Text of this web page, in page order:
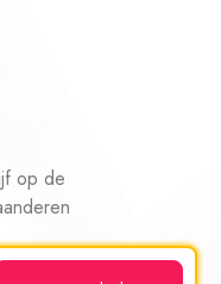
op de